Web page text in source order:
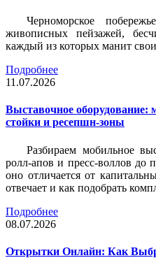
Черноморское
живописных пейзажей,
каждый из которых манит
Подробнее
11.07.2026
Выставочное
стойки и ресепшн-зоны
Разбираем мобильное
ролл-апов и пресс-воллов до
оно отличается от
отвечает и как подобрать
Подробнее
08.07.2026
Открытки Онлайн: Как